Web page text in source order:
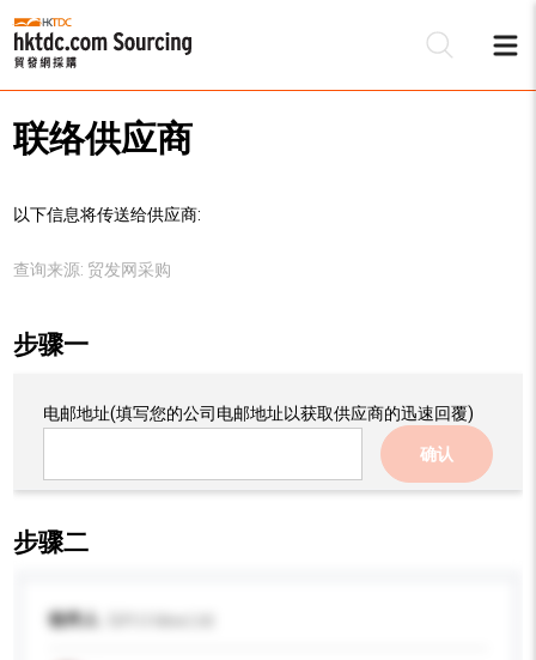
联络供应商
以下信息将传送给供应商:
查询来源: 贸发网采购
步骤一
电邮地址(填写您的公司电邮地址以获取供应商的迅速回覆)
确认
步骤二
收件人